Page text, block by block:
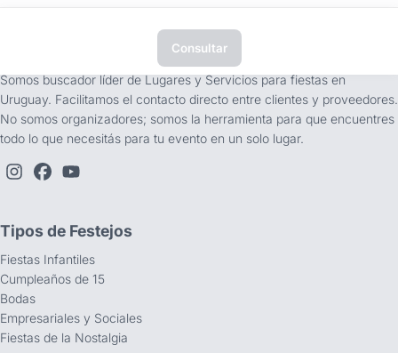
Consultar
Somos buscador líder de Lugares y Servicios para fiestas en
Uruguay. Facilitamos el contacto directo entre clientes y proveedores.
No somos organizadores; somos la herramienta para que encuentres
todo lo que necesitás para tu evento en un solo lugar.
Tipos de Festejos
Fiestas Infantiles
Cumpleaños de 15
Bodas
Empresariales y Sociales
Fiestas de la Nostalgia